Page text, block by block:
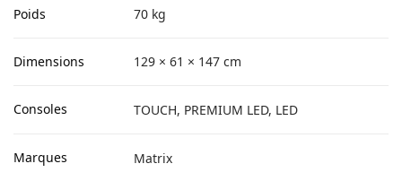
Poids 70 kg
Dimensions 129 × 61 × 147 cm
Consoles TOUCH, PREMIUM LED, LED
Marques Matrix